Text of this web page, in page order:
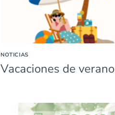
NOTICIAS
Vacaciones de verano